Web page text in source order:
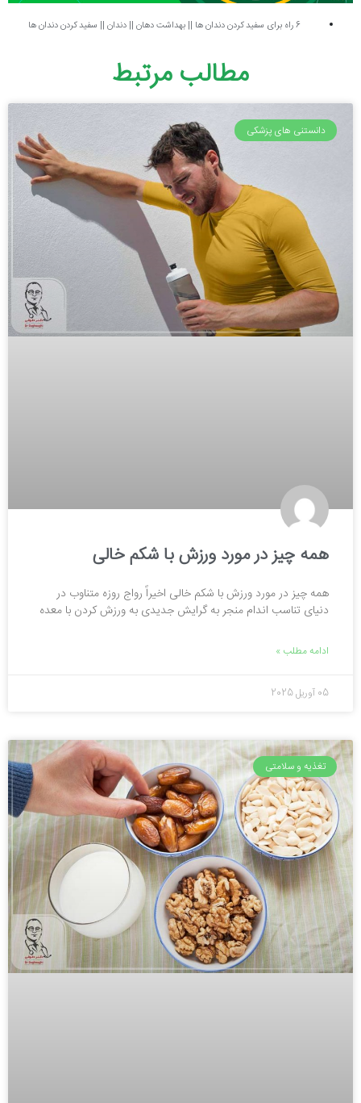
6 راه برای سفید کردن دندان ها || بهداشت دهان || دندان || سفید کردن دندان ها
مطالب مرتبط
دانستنی های پزشکی
همه چیز در مورد ورزش با شکم خالی
همه چیز در مورد ورزش با شکم خالی اخیراً رواج روزه متناوب در
دنیای تناسب اندام منجر به گرایش جدیدی به ورزش کردن با معده
ادامه مطلب »
05 آوریل 2025
تغذیه و سلامتی